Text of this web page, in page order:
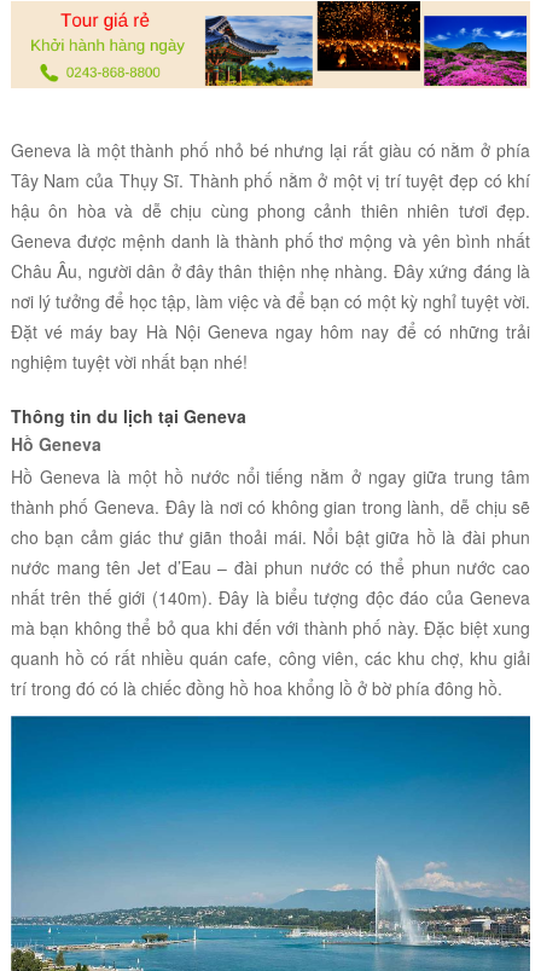
Geneva là một thành phố nhỏ bé nhưng lại rất giàu có nằmở phía
Tây Nam của Thụy Sĩ. Thành phố nằm ở một vị trí tuyệt đẹp có khí
hậu ôn hòa và dễ chịu cùng phong cảnh thiên nhiên tươi đẹp.
Geneva được mệnh danh là thành phố thơ mộng và yên bình nhất
Châu Âu, người dân ở đây thân thiện nhẹ nhàng. Đây xứng đáng là
nơi lý tưởng để học tập, làm việc và để bạn có một kỳ nghỉ tuyệt vời.
Đặt vé máy bay Hà Nội Geneva ngay hôm nay để có những trải
nghiệm tuyệt vời nhất bạn nhé!
Thông tin du lịch tại Geneva
Hồ Geneva
Hồ Geneva là một hồ nước nổi tiếng nằm ở ngay giữa trung tâm
thành phốGeneva. Đây là nơi có không gian trong lành, dễ chịu sẽ
cho bạn cảm giác thư giãn thoải mái. Nổi bật giữa hồ là đài phun
nước mang tên Jet d’Eau – đài phun nước có thể phun nước cao
nhất trên thế giới (140m). Đây là biểu tượng độc đáo của Geneva
mà bạn không thể bỏ qua khi đến với thành phố này. Đặc biệt xung
quanh hồ có rất nhiều quán cafe, công viên, các khu chợ, khu giải
trí trong đó có là chiếc đồng hồ hoa khổng lồ ở bờ phía đông hồ.